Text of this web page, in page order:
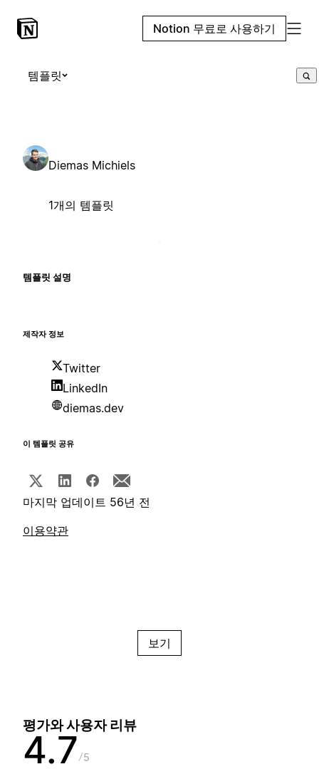
Notion 무료로 사용하기
템플릿
Diemas Michiels
1개의 템플릿
템플릿 설명
제작자 정보
Twitter
LinkedIn
diemas.dev
이 템플릿 공유
마지막 업데이트 56년 전
이용약관
보기
평가와 사용자 리뷰
4.7 5